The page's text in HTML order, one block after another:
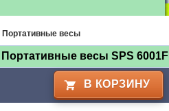
Портативные весы
Портативные весы SPS 6001F
В КОРЗИНУ